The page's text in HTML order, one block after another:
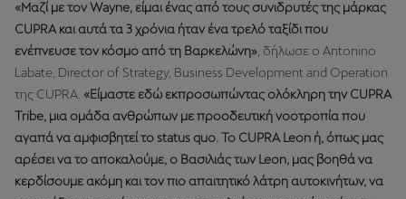
«Μαζί με τον Wayne, είμαι ένας από τους συνιδρυτές της μάρκας
CUPRA και αυτά τα 3 χρόνια ήταν ένα τρελό ταξίδι που
ενέπνευσε τον κόσμο από τη Βαρκελώνη» , δήλωσε ο Antonino
Labate, Director of Strategy, Business Development and Operation
της CUPRA. «Είμαστε εδώ εκπροσωπώντας ολόκληρη την CUPRA
Tribe, μια ομάδα ανθρώπων με προοδευτική νοοτροπία που
αγαπά να αμφισβητεί το status quo. Το CUPRA Leon ή, όπως μας
αρέσει να το αποκαλούμε, ο Βασιλιάς των Leon, μας βοηθά να
κερδίσουμε ακόμη και τον πιο απαιτητικό λάτρη αυτοκινήτων, να